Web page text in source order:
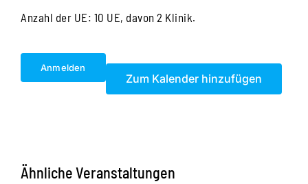
Anzahl der UE: 10 UE, davon 2 Klinik.
Anmelden
Zum Kalender hinzufügen
Ähnliche Veranstaltungen